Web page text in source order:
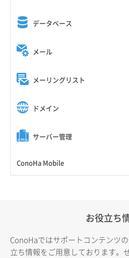
データベース
メール
メーリングリスト
ドメイン
サーバー管理
ConoHa Mobile
お役立ち
ConoHaではサポートコンテンツ
立ち情報をご用意しております。